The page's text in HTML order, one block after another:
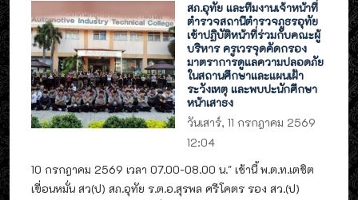
สภ.อุทัย และทีมงานเจ้าหน้าที่
ตำรวจสถานีตำรวจภูธรอุทัย
เข้าปฏิบัติหน้าที่ร่วมกับคณะผู้
บริหาร ครูเวรจุดคัดกรอง
มาตราการดูแลความปลอดภัย
ในสถานศึกษาและแผนเฝ้า
ระวังเหตุ และพบปะนักศึกษา
หน้าเสาธง
วันเสาร์, 11 กรกฎาคม 2569
12:04
10 กรกฎาคม 2569 เวลา 07.00-08.00 น." เช้านี้ พ.ต.ท.เตชิต
เขื่อนหมั่น สว(ป) สภ.อุทัย ร.ต.อ.สุรพล ศรีโคตร รอง สว.(ป)